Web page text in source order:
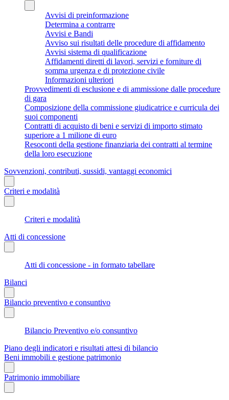
Avvisi di preinformazione
Determina a contrarre
Avvisi e Bandi
Avviso sui risultati delle procedure di affidamento
Avvisi sistema di qualificazione
Affidamenti diretti di lavori, servizi e forniture di
somma urgenza e di protezione civile
Informazioni ulteriori
Provvedimenti di esclusione e di ammissione dalle procedure
di gara
Composizione della commissione giudicatrice e curricula dei
suoi componenti
Contratti di acquisto di beni e servizi di importo stimato
superiore a 1 milione di euro
Resoconti della gestione finanziaria dei contratti al termine
della loro esecuzione
Sovvenzioni, contributi, sussidi, vantaggi economici
Criteri e modalità
Criteri e modalità
Atti di concessione
Atti di concessione - in formato tabellare
Bilanci
Bilancio preventivo e consuntivo
Bilancio Preventivo e/o consuntivo
Piano degli indicatori e risultati attesi di bilancio
Beni immobili e gestione patrimonio
Patrimonio immobiliare